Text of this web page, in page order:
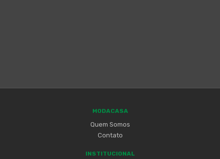
MODACASA
Quem Somos
Contato
INSTITUCIONAL